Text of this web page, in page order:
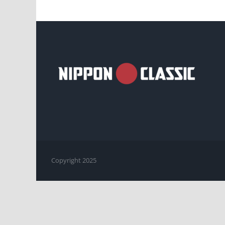
Copyright 2025